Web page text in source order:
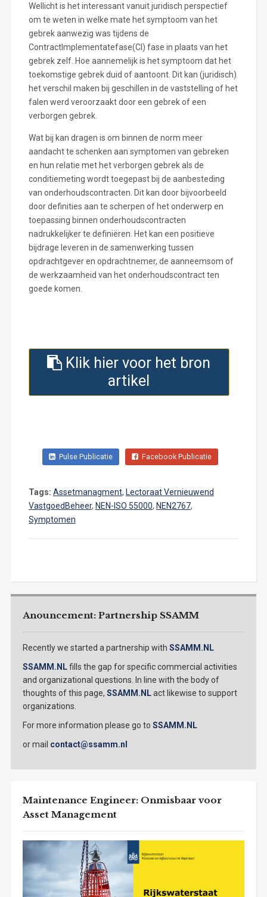
Anouncement: Partnership SSAMM
Recently we started a partnership with SSAMM.NL
SSAMM.NLfills the gap for specific commercial activities
and organizational questions. In line with the body of
thoughts of this page, SSAMM.NLact likewise to support
organizations.
For more information please go to SSAMM.NL
or mail contact@ssamm.nl
Maintenance Engineer: Onmisbaar voor
Asset Management
Wellicht is het interessant vanuit juridisch perspectief
om te weten in welke mate het symptoom van het
gebrek aanwezig was tijdens de
ContractImplementatefase(CI) fase in plaats van het
gebrek zelf. Hoe aannemelijk is het symptoom dat het
toekomstige gebrek duid of aantoont. Dit kan (juridisch)
het verschil maken bij geschillen in de vaststelling of het
falen werd veroorzaakt door een gebrek of een
verborgen gebrek.
Wat bij kan dragen is om binnen de norm meer
aandacht te schenken aan symptomen van gebreken
en hun relatie met het verborgen gebrek als de
conditiemeting wordt toegepast bij de aanbesteding
van onderhoudscontracten. Dit kan door bijvoorbeeld
door definities aan te scherpen of het onderwerp en
toepassing binnen onderhoudscontracten
nadrukkelijker te definiëren. Het kan een positieve
bijdrage leveren in de samenwerking tussen
opdrachtgever en opdrachtnemer, de aanneemsom of
de werkzaamheid van het onderhoudscontract ten
goede komen.
Klik hier voor het bron
artikel
Pulse Publicatie Facebook Publicatie
Tags: Assetmanagment, Lectoraat Vernieuwend
VastgoedBeheer, NEN-ISO 55000, NEN2767,
Symptomen